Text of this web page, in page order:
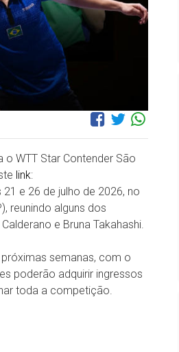
WTT Star Contender São
link:
e 26 de julho de 2026, no
reunindo alguns dos
e Bruna Takahashi.
semanas, com o
poderão adquirir ingressos
toda a competição.